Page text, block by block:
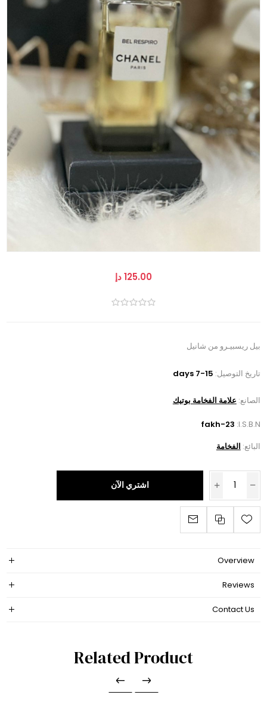
125.00 دإ
بيل ريسبيـرو من شانيل
تاريخ التوصيل: 7-15 days
الصانع: علامة الفخامة بوتيك
I.S.B.N:
fakh-23
البائع: الفخامة
اشتري الآن
Overview
Reviews
Contact Us
Related Product